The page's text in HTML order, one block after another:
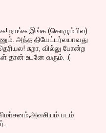
நாங்க இங்க (கொழும்பில)
அந்த தியேட்டர்லயாவது
சுறா, வில்லு போன்ற
தான் உடனே வரும். :(
படம்